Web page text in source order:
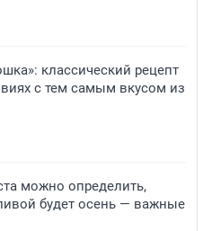
классический рецепт
с тем самым вкусом из
можно определить,
будет осень — важные